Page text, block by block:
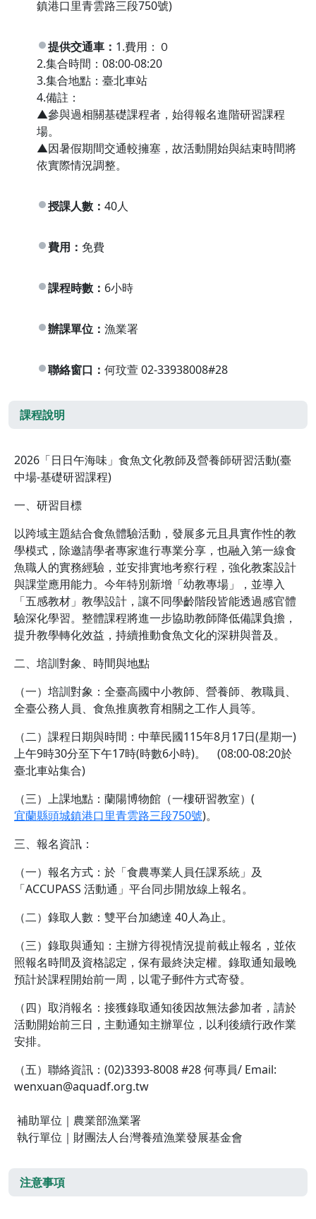
鎮港口里青雲路三段750號)
提供交通車： 1.費用：０
2.集合時間：08:00-08:20
3.集合地點：臺北車站
4.備註：
▲參與過相關基礎課程者，始得報名進階研習課程
場。
▲因暑假期間交通較擁塞，故活動開始與結束時間將
依實際情況調整。
授課人數： 40人
費用： 免費
課程時數： 6小時
辦課單位： 漁業署
聯絡窗口： 何玟萱 02-33938008#28
課程說明
2026「日日午海味」食魚文化教師及營養師研習活動(臺
中場-基礎研習課程)
一、研習目標
以跨域主題結合食魚體驗活動，發展多元且具實作性的教
學模式，除邀請學者專家進行專業分享，也融入第一線食
魚職人的實務經驗，並安排實地考察行程，強化教案設計
與課堂應用能力。今年特別新增「幼教專場」，並導入
「五感教材」教學設計，讓不同學齡階段皆能透過感官體
驗深化學習。整體課程將進一步協助教師降低備課負擔，
提升教學轉化效益，持續推動食魚文化的深耕與普及。
二、培訓對象、時間與地點
（一）培訓對象：全臺高國中小教師、營養師、教職員、
全臺公務人員、食魚推廣教育相關之工作人員等。
（二）課程日期與時間：中華民國115年8月17日(星期一)
上午9時30分至下午17時(時數6小時)。 (08:00-08:20於
臺北車站集合)
（三）上課地點：蘭陽博物館（一樓研習教室）(
宜蘭縣頭城鎮港口里青雲路三段750號)。
三、報名資訊：
（一）報名方式：於「食農專業人員任課系統」及
「ACCUPASS 活動通」平台同步開放線上報名。
（二）錄取人數：雙平台加總達 40人為止。
（三）錄取與通知：主辦方得視情況提前截止報名，並依
照報名時間及資格認定，保有最終決定權。錄取通知最晚
預計於課程開始前一周，以電子郵件方式寄發。
（四）取消報名：接獲錄取通知後因故無法參加者，請於
活動開始前三日，主動通知主辦單位，以利後續行政作業
安排。
（五）聯絡資訊：(02)3393-8008 #28 何專員/ Email:
wenxuan@aquadf.org.tw
補助單位｜農業部漁業署
執行單位｜財團法人台灣養殖漁業發展基金會
注意事項